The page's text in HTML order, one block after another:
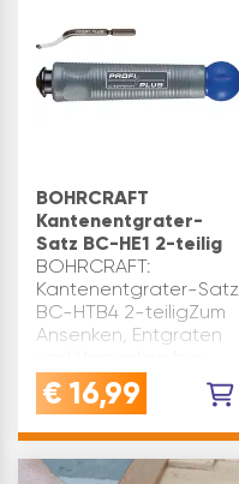
BOHRCRAFT
Kantenentgrater-
Satz BC-HE1 2-teilig
BOHRCRAFT:
Kantenentgrater-Satz
BC-HTB4 2-teiligZum
Ansenken, Entgraten
Stahl, Guss, Bunt- und
Leichtmetallen.Im Set
BC-HE, Klinge BC-
E100Die Klinge …
€ 16,99